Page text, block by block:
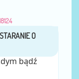
bądź